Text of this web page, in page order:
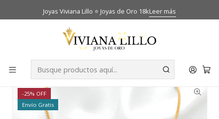
Joyas Viviana Lillo ⭐ Joyas de Oro 18kLeer más
Inicio Cadenas
Cadena grumet 50 cm colgante reina esmeralda circónes
-25% OFF
Envío Gratis